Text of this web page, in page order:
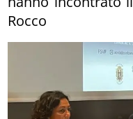
Rocco